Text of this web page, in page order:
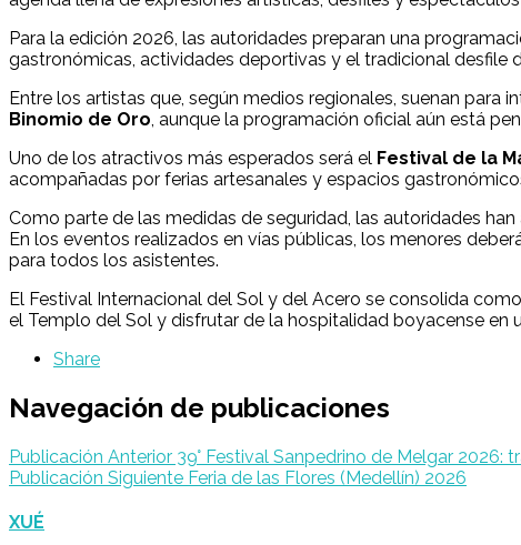
Para la edición 2026, las autoridades preparan una
gastronómicas, actividades deportivas y el tradicional desfile
Entre los artistas que, según medios regionales, suenan para
Binomio de Oro, aunque la programación oficial aún está
Uno de los atractivos más esperados será el Festival de la
acompañadas por ferias artesanales y espacios
Como parte de las medidas de seguridad, las autoridades
En los eventos realizados en vías públicas, los menores
para todos los asistentes.
El Festival Internacional del Sol y del Acero se consolida
el Templo del Sol y disfrutar de la hospitalidad boyacense
Share
Navegación de publicaciones
Publicación Anterior 39° Festival Sanpedrino de Melgar
Publicación Siguiente Feria de las Flores (Medellín) 2026
XUÉ